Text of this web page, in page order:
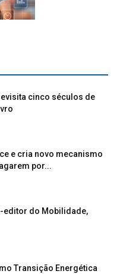
cinco séculos de
e cria novo mecanismo
por...
editor do Mobilidade,
Transição Energética